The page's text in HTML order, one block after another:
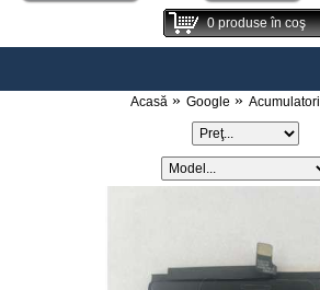
0produse în coş
Acasă Google